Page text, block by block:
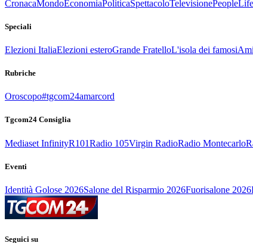
CronacaMondoEconomiaPoliticaSpettacoloTelevisionePeople
Speciali
Elezioni ItaliaElezioni esteroGrande FratelloL'isola dei famosi
Rubriche
Oroscopo#tgcom24amarcord
Tgcom24 Consiglia
Mediaset InfinityR101Radio 105Virgin RadioRadio Montecarlo
Eventi
Identità Golose 2026Salone del Risparmio 2026Fuorisalone 2026
Seguici su